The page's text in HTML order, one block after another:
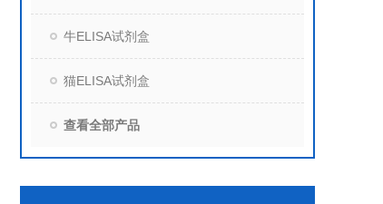
牛ELISA试剂盒
猫ELISA试剂盒
查看全部产品